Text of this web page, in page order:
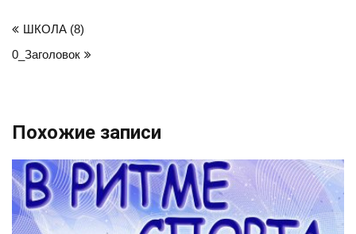
по
ШКОЛА (8)
0_Заголовок
Похожие записи